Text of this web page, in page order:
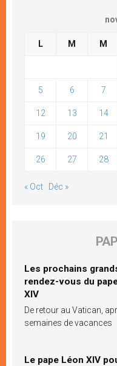
L M M
5 6 7
12 13 14
19 20 21
26 27 28
« Oct Déc »
Les prochains
rendez-vous du
XIV
De retour au Vatican,
semaines de vacances
Le pape Léon XIV